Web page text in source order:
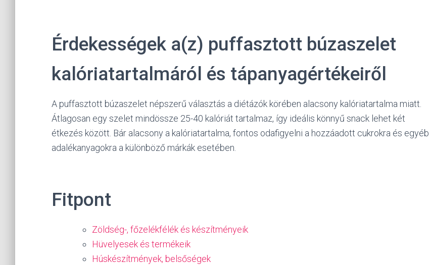
Érdekességek a(z) puffasztott búzaszelet
kalóriatartalmáról és tápanyagértékeiről
A puffasztott búzaszelet népszerű választás a diétázók körében alacsony kalóriatartalma miatt.
Átlagosan egy szelet mindössze 25-40 kalóriát tartalmaz, így ideális könnyű snack lehet két
étkezés között. Bár alacsony a kalóriatartalma, fontos odafigyelni a hozzáadott cukrokra és egyéb
adalékanyagokra a különböző márkák esetében.
Fitpont
Zöldség-, főzelékfélék és készítményeik
Hüvelyesek és termékeik
Húskészítmények, belsőségek